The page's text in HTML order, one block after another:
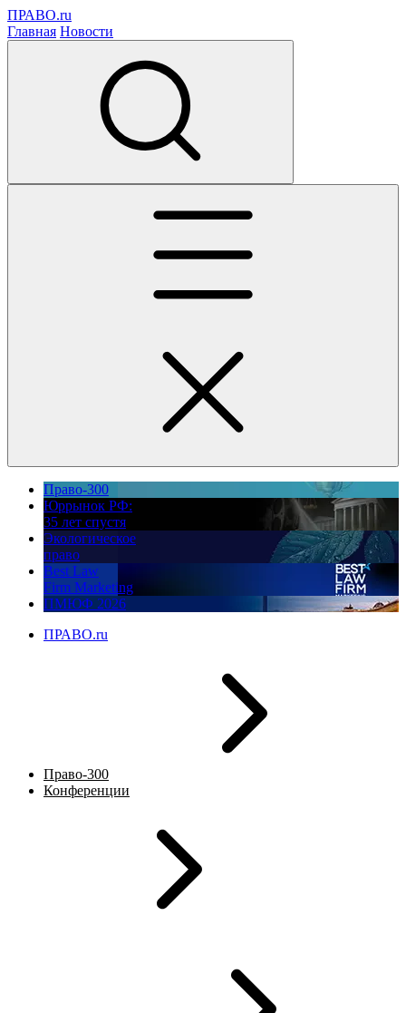
ПРАВО.ru
Главная Новости
Право-300
Юррынок РФ:
35 лет спустя
Экологическое
право
Best Law
Firm Marketing
ПМЮФ 2026
ПРАВО.ru
Право-300
Конференции